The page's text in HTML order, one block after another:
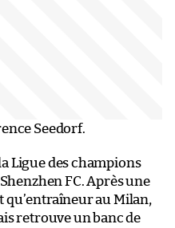
Seedorf.
Ligue des champions
FC. Après une
qu’entraîneur au Milan,
retrouve un banc de